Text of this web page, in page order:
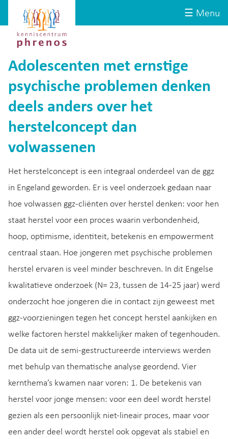
☰ Menu
Kenniscentrum
Phrenos
website
Adolescenten met ernstige
psychische problemen denken
deels anders over het
herstelconcept dan
volwassenen
Het herstelconcept is een integraal onderdeel van de ggz
in Engeland geworden. Er is veel onderzoek gedaan naar
hoe volwassen ggz-cliënten over herstel denken: voor hen
staat herstel voor een proces waarin verbondenheid,
hoop, optimisme, identiteit, betekenis en empowerment
centraal staan. Hoe jongeren met psychische problemen
herstel ervaren is veel minder beschreven. In dit Engelse
kwalitatieve onderzoek (N= 23, tussen de 14-25 jaar) werd
onderzocht hoe jongeren die in contact zijn geweest met
ggz-voorzieningen tegen het concept herstel aankijken en
welke factoren herstel makkelijker maken of tegenhouden.
De data uit de semi-gestructureerde interviews werden
met behulp van thematische analyse geordend. Vier
kernthema’s kwamen naar voren: 1. De betekenis van
herstel voor jonge mensen: voor een deel wordt herstel
gezien als een persoonlijk niet-lineair proces, maar voor
een ander deel wordt herstel ook opgevat als stabiel en